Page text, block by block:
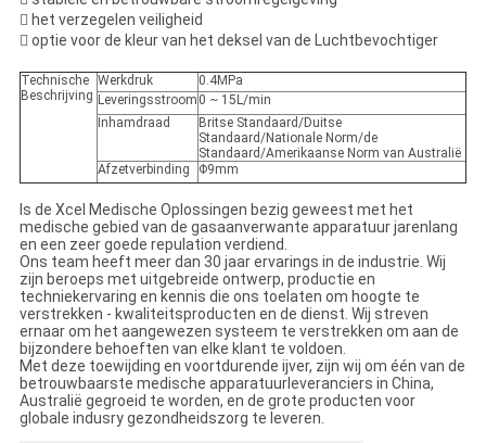
 het verzegelen veiligheid
 optie voor de kleur van het deksel van de Luchtbevochtiger
Technische
Beschrijving
Werkdruk
0.4MPa
Leveringsstroom 0 ~ 15L/min
Inhamdraad
Britse Standaard/Duitse
Standaard/Nationale Norm/de
Standaard/Amerikaanse Norm van Australië
Afzetverbinding
Φ9mm
Is de Xcel Medische Oplossingen bezig geweest met het
medische gebied van de gasaanverwante apparatuur jarenlang
en een zeer goede repulation verdiend.
Ons team heeft meer dan 30 jaar ervarings in de industrie. Wij
zijn beroeps met uitgebreide ontwerp, productie en
techniekervaring en kennis die ons toelaten om hoogte te
verstrekken - kwaliteitsproducten en de dienst. Wij streven
ernaar om het aangewezen systeem te verstrekken om aan de
bijzondere behoeften van elke klant te voldoen.
Met deze toewijding en voortdurende ijver, zijn wij om één van de
betrouwbaarste medische apparatuurleveranciers in China,
Australië gegroeid te worden, en de grote producten voor
globale indusry gezondheidszorg te leveren.